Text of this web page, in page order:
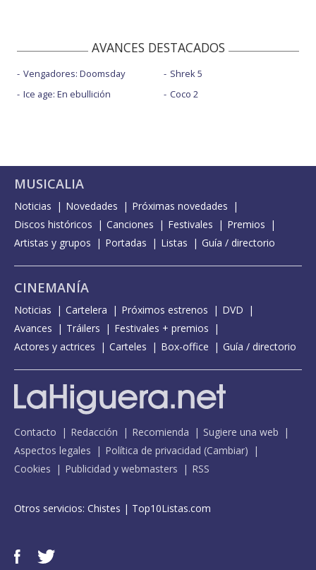
AVANCES DESTACADOS
Vengadores: Doomsday
Ice age: En ebullición
Shrek 5
Coco 2
MUSICALIA
Noticias Novedades
Próximas novedades
Discos históricos
Canciones Festivales
Premios
Artistas y grupos
Portadas Listas Guía / directorio
CINEMANÍA
Noticias Cartelera Próximos estrenos
DVD
Avances
Tráilers
Festivales + premios
Actores y actrices
Carteles Box-office Guía / directorio
Contacto Redacción Recomienda
Sugiere una web
Aspectos legales
Política de privacidad (Cambiar)
Cookies
Publicidad y webmasters RSS
Otros servicios: Chistes | Top10Listas.com